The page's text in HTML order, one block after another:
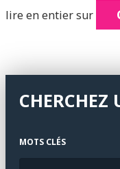
lire en entier sur
CHERCHEZ
MOTS CLÉS